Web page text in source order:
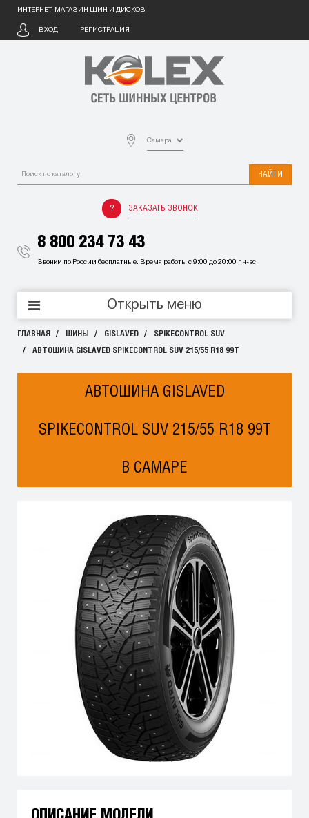
ИНТЕРНЕТ-МАГАЗИН ШИН И ДИСКОВ
ВХОД РЕГИСТРАЦИЯ
Самара
НАЙТИ
ЗАКАЗАТЬ ЗВОНОК
8 800 234 73 43
Звонки по России бесплатные. Время работы с 9:00 до 20:00 пн-вс
Открыть меню
ГЛАВНАЯ ШИНЫ GISLAVED SPIKECONTROL SUV
АВТОШИНА GISLAVED SPIKECONTROL SUV 215/55 R18 99T
АВТОШИНА GISLAVED
SPIKECONTROL SUV 215/55 R18 99T
В САМАРЕ